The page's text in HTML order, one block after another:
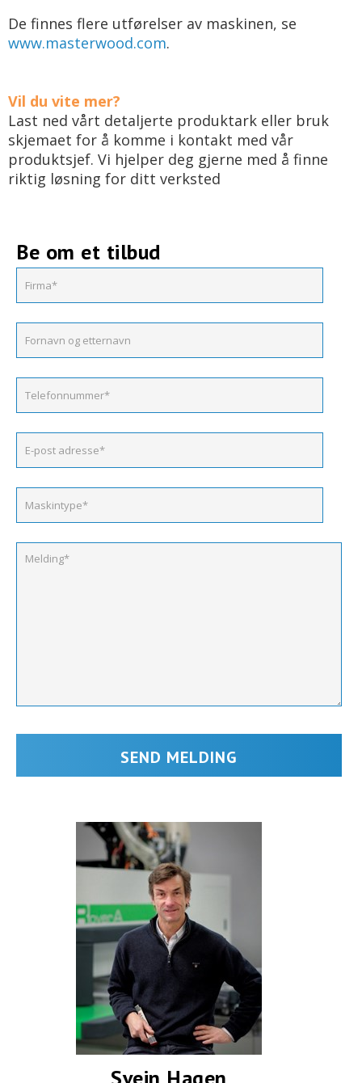
De finnes flere utførelser av maskinen, se
www.masterwood.com.
Vil du vite mer?
Last ned vårt detaljerte produktark eller bruk
skjemaet for å komme i kontakt med vår
produktsjef. Vi hjelper deg gjerne med å finne
riktig løsning for ditt verksted
Be om et tilbud